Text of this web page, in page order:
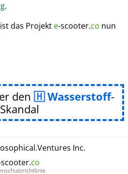
.
das Projekt e-scooter.co nun
den Wasserstoff-
Skandal
.Ventures Inc.
co